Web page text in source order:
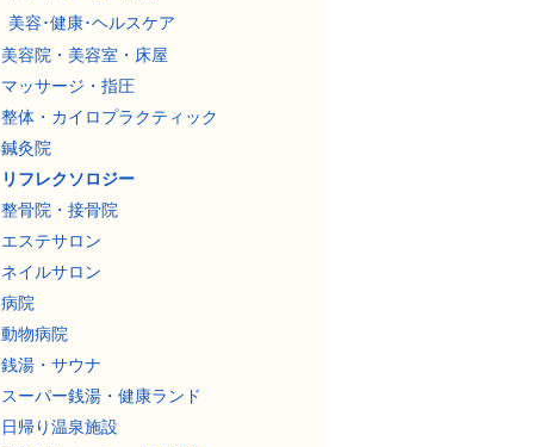
美容･健康･ヘルスケア
美容院・美容室・床屋
マッサージ・指圧
整体・カイロプラクティック
鍼灸院
リフレクソロジー
整骨院・接骨院
エステサロン
ネイルサロン
病院
動物病院
銭湯・サウナ
スーパー銭湯・健康ランド
日帰り温泉施設